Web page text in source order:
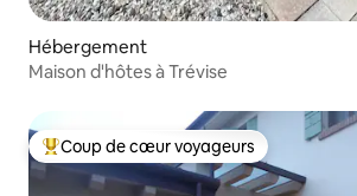
Hébergement
Maison d'hôtes à Trévise
Coups de cœur voyageurs les plus
Coup de cœur voyageurs